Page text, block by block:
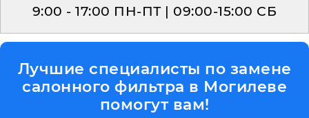
9:00 - 17:00 ПН-ПТ | 09:00-15:00 СБ
Лучшие специалисты по замене
салонного фильтра в Могилеве
помогут вам!